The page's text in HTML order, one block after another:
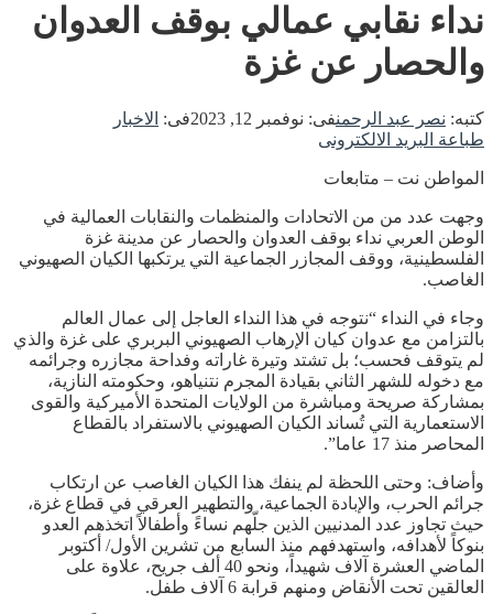
نداء نقابي عمالي بوقف العدوان
والحصار عن غزة
كتبه: نصر عبد الرحمنفى: نوفمبر 12, 2023 فى: الاخبار
طباعة البريد الالكترونى
المواطن نت – متابعات
وجهت عدد من من الاتحادات والمنظمات والنقابات العمالية في
الوطن العربي نداء بوقف العدوان والحصار عن مدينة غزة
الفلسطينية، ووقف المجازر الجماعية التي يرتكبها الكيان الصهيوني
الغاصب.
وجاء في النداء “نتوجه في هذا النداء العاجل إلى عمال العالم
بالتزامن مع عدوان كيان الإرهاب الصهيوني البربري على غزة والذي
لم يتوقف فحسب؛ بل تشتد وتيرة غاراته وفداحة مجازره وجرائمه
مع دخوله للشهر الثاني بقيادة المجرم نتنياهو، وحكومته النازية،
بمشاركة صريحة ومباشرة من الولايات المتحدة الأميركية والقوى
الاستعمارية التي تُساند الكيان الصهيوني بالاستفراد بالقطاع
المحاصر منذ 17 عاما”.
وأضاف: وحتى اللحظة لم ينفك هذا الكيان الغاصب عن ارتكاب
جرائم الحرب، والإبادة الجماعية، والتطهير العرقي في قطاع غزة،
حيث تجاوز عدد المدنيين الذين جلّهم نساءً وأطفالاً اتخذهم العدو
بنوكاً لأهدافه، واستهدفهم منذ السابع من تشرين الأول/ أكتوبر
الماضي العشرة آلاف شهيداً، ونحو 40 ألف جريح، علاوة على
العالقين تحت الأنقاض ومنهم قرابة 6 آلاف طفل.